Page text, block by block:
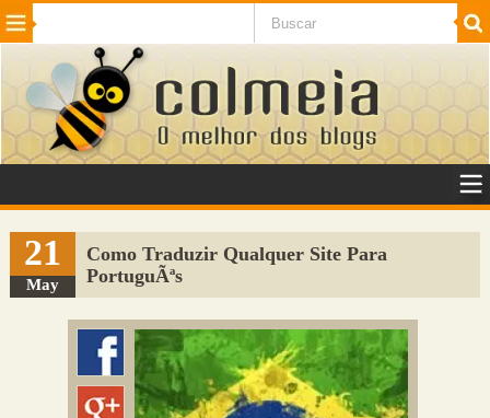
Beleza Cinema e TV
Internet Jogos NotÃ­cias SaÃºde
VeÃ­culos Adulto
Sugerir Link
Adicionar Blog
Colmeia Exchange
Perguntas Frequentes
21
May
Como Traduzir Qualquer Site Para
PortuguÃªs